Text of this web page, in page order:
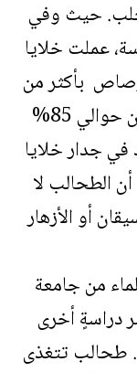
حيث وفي
عملت خلايا
بأكثر من
75% من وزنها جافة،و كان حوالي 85%
جدار خلايا
الطحالب لا
أو الأزهار
من جامعة
دراسةٍ أخرى
طحالب تتغذى